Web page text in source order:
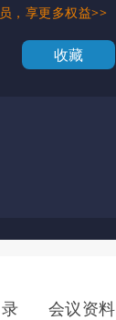
，享更多权益>>
收藏
会议资料